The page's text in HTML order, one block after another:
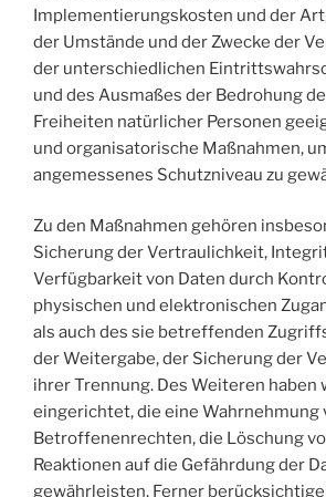
Implementierungskosten und der
der Umstände und der Zwecke der
der unterschiedlichen
und des Ausmaßes der Bedrohung
Freiheiten natürlicher Personen
und organisatorische Maßnahmen,
angemessenes Schutzniveau zu
Zu den Maßnahmen gehören
Sicherung der Vertraulichkeit,
Verfügbarkeit von Daten durch
physischen und elektronischen
als auch des sie betreffenden
der Weitergabe, der Sicherung der
ihrer Trennung. Des Weiteren haben
eingerichtet, die eine Wahrnehmung
Betroffenenrechten, die Löschung
Reaktionen auf die Gefährdung der
gewährleisten. Ferner